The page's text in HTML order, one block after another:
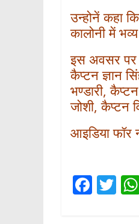
उन्होनें कहा
कालोनी में
इस अवसर पर
कैप्टन ज्ञान
भण्डारी,
जोशी, कैप्टन
आइडिया फॉर
F T